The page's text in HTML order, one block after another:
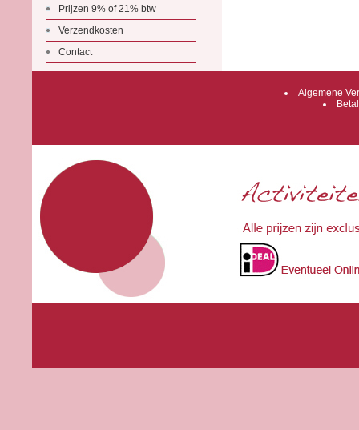
Prijzen 9% of 21% btw
Verzendkosten
Contact
Algemene